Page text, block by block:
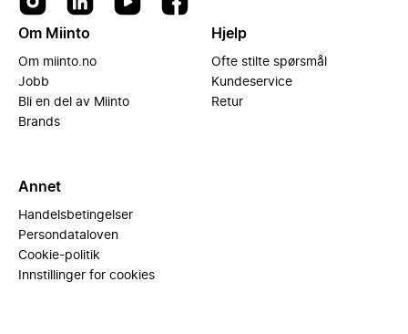
Om Miinto
Om miinto.no
Jobb
Bli en del av Miinto
Brands
Hjelp
Ofte stilte spørsmål
Kundeservice
Retur
Annet
Handelsbetingelser
Persondataloven
Cookie-politik
Innstillinger for cookies